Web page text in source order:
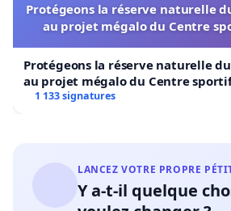
Protégeons la réserve naturelle
au projet mégalo du Centre
Protégeons la réserve naturelle
au projet mégalo du Centre sportif
1 133 signatures
LANCEZ VOTRE PROPRE
Y a-t-il quelque